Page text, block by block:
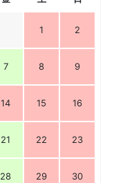
1 2
7 8 9
14 15 16
21 22 23
28 29 30